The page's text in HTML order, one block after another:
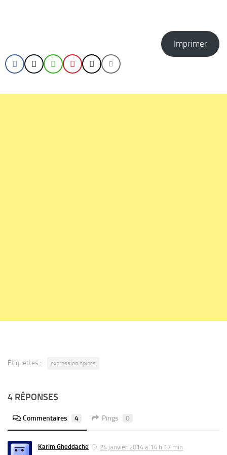
Imprimer
Étiquettes : expression épices
4 RÉPONSES
Commentaires 4 Pings 0
Karim Gheddache
24 janvier 2014 à 14 h 17 min